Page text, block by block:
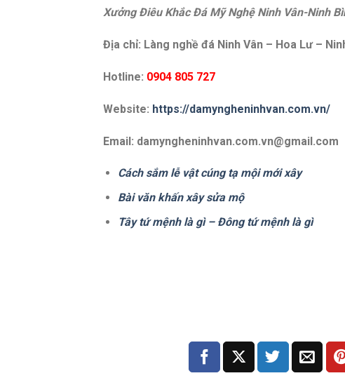
Xưởng Điêu Khắc Đá Mỹ Nghệ Ninh Vân-Ninh
Địa chỉ: Làng nghề đá Ninh Vân – Hoa Lư –
Hotline: 0904 805 727
Website: https://damyngheninhvan.com.vn/
Email: damyngheninhvan.com.vn@gmail.com
Cách sắm lễ vật cúng tạ mội mới xây
Bài văn khấn xây sửa mộ
Tây tứ mệnh là gì – Đông tứ mệnh là gì